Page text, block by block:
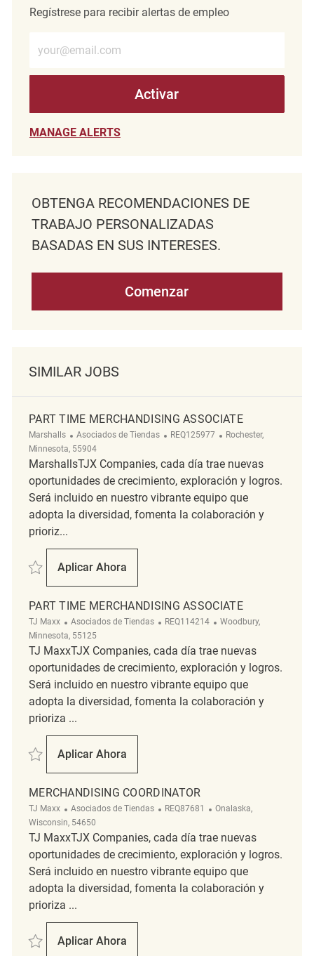
Regístrese para recibir alertas de empleo
Activar
MANAGE ALERTS
OBTENGA RECOMENDACIONES DE
TRABAJO PERSONALIZADAS
BASADAS EN SUS INTERESES.
Comenzar
SIMILAR JOBS
PART TIME MERCHANDISING ASSOCIATE
Marshalls Categoría
Asociados de Tiendas ReqId
REQ125977 Ubicación
Rochester,
Minnesota, 55904
MarshallsTJX Companies, cada día trae nuevas
oportunidades de crecimiento, exploración y logros.
Será incluido en nuestro vibrante equipo que
adopta la diversidad, fomenta la colaboración y
prioriz...
Salvar Part Time Merchandising Associate REQ125977
Aplicar Ahora
Part Time Merchandising Associate
PART TIME MERCHANDISING ASSOCIATE
TJ Maxx Categoría
Asociados de Tiendas ReqId
REQ114214 Ubicación
Woodbury,
Minnesota, 55125
TJ MaxxTJX Companies, cada día trae nuevas
oportunidades de crecimiento, exploración y logros.
Será incluido en nuestro vibrante equipo que
adopta la diversidad, fomenta la colaboración y
prioriza ...
Salvar Part Time Merchandising Associate REQ114214
Aplicar Ahora
Part Time Merchandising Associate
MERCHANDISING COORDINATOR
TJ Maxx Categoría
Asociados de Tiendas ReqId
REQ87681 Ubicación
Onalaska,
Wisconsin, 54650
TJ MaxxTJX Companies, cada día trae nuevas
oportunidades de crecimiento, exploración y logros.
Será incluido en nuestro vibrante equipo que
adopta la diversidad, fomenta la colaboración y
prioriza ...
Salvar Merchandising Coordinator REQ87681
Aplicar Ahora
Merchandising Coordinator